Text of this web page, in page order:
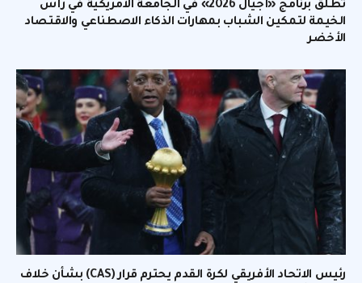
تطلق برنامج «أجيال 2026» في الجامعة الأمريكية في رأس
الخيمة لتمكين الشباب بمهارات الذكاء الاصطناعي والاقتصاد
الأخضر
رئيس الاتحاد الأفريقي لكرة القدم يحترم قرار (CAS) بشأن خلاف